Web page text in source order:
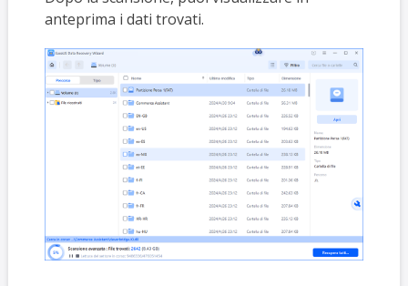
anteprima i dati trovati.